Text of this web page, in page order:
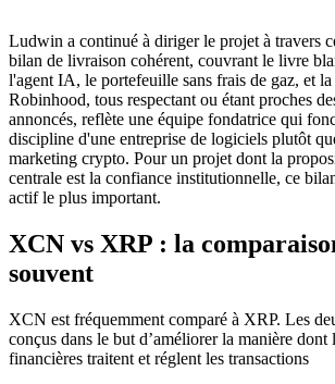
Ludwin a continué à diriger le projet à travers
bilan de livraison cohérent, couvrant le livre
l'agent IA, le portefeuille sans frais de gaz, et
Robinhood, tous respectant ou étant proches
annoncés, reflète une équipe fondatrice qui
discipline d'une entreprise de logiciels plutôt
marketing crypto. Pour un projet dont la
centrale est la confiance institutionnelle, ce
actif le plus important.
XCN vs XRP : la
souvent
XCN est fréquemment comparé à XRP. Les
conçus dans le but d’améliorer la manière dont
financières traitent et réglent les transactions